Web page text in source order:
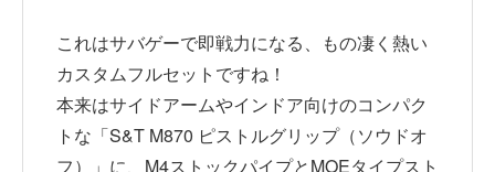
これはサバゲーで即戦力になる、もの凄く熱い
カスタムフルセットですね！
本来はサイドアームやインドア向けのコンパク
トな「S&T M870 ピストルグリップ（ソウドオ
フ）」に、M4ストックパイプとMOEタイプスト